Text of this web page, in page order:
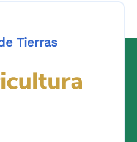
Tierras